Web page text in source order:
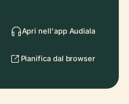
Apri nell'app Audiala
Pianifica dal browser